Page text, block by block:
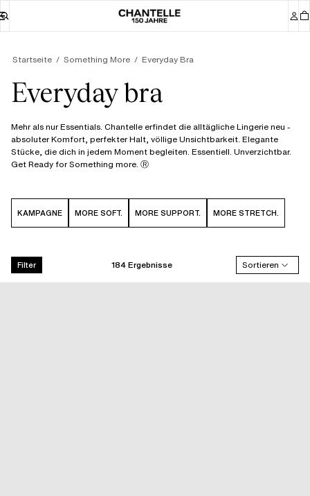
Startseite Something More Everyday Bra
Everyday bra
Mehr als nur Essentials. Chantelle erfindet die alltägliche Lingerie neu -
absoluter Komfort, perfekter Halt, völlige Unsichtbarkeit. Elegante
Stücke, die dich in jedem Moment begleiten. Essentiell. Unverzichtbar.
Get Ready for Something more. Ⓡ
KAMPAGNE MORE SOFT. MORE SUPPORT. MORE STRETCH.
Filter 184 Ergebnisse Sortieren